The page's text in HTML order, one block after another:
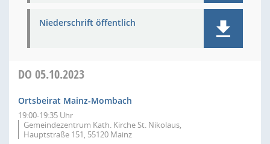
Niederschrift öffentlich
DO 05.10.2023
Ortsbeirat Mainz-Mombach
19:00-19:35 Uhr
Gemeindezentrum Kath. Kirche St. Nikolaus,
Hauptstraße 151, 55120 Mainz